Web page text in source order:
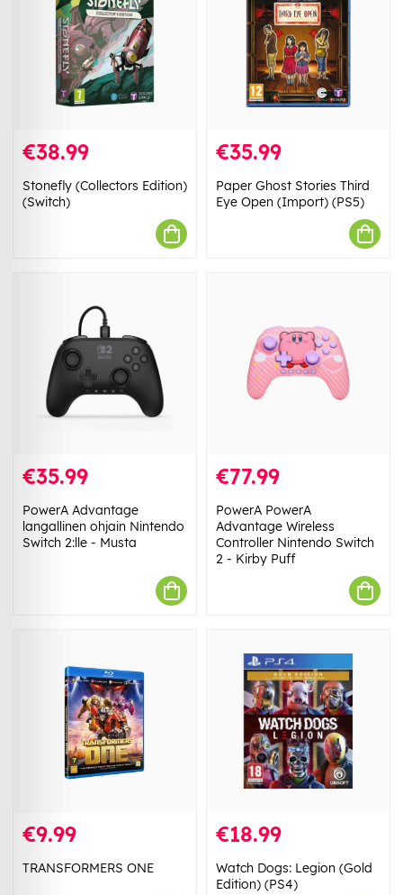
€38.99
Stonefly (Collectors Edition)
(Switch)
€35.99
Paper Ghost Stories Third
Eye Open (Import) (PS5)
€35.99
PowerA Advantage
langallinen ohjain Nintendo
Switch 2:lle - Musta
€77.99
PowerA PowerA
Advantage Wireless
Controller Nintendo Switch
2 - Kirby Puff
€9.99
TRANSFORMERS ONE
€18.99
Watch Dogs: Legion (Gold
Edition) (PS4)